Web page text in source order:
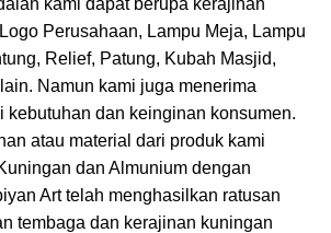
Perusahaan, Lampu Meja, Lampu
Relief, Patung, Kubah Masjid,
Namun kami juga menerima
kebutuhan dan keinginan konsumen.
atau material dari produk kami
dan Almunium dengan
Art telah menghasilkan ratusan
tembaga dan kerajinan kuningan